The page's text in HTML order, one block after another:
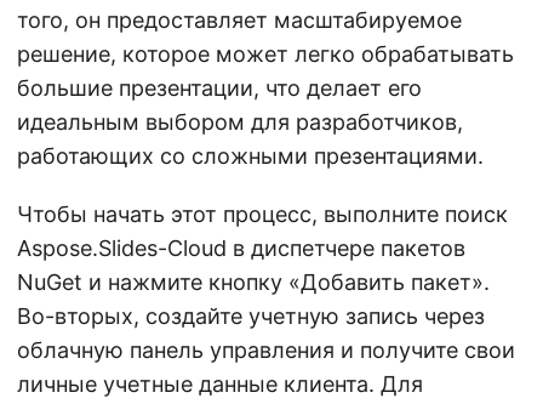
того, он предоставляет масштабируемое
решение, которое может легко обрабатывать
большие презентации, что делает его
идеальным выбором для разработчиков,
работающих со сложными презентациями.
Чтобы начать этот процесс, выполните поиск
Aspose.Slides-Cloud в диспетчере пакетов
NuGet и нажмите кнопку «Добавить пакет».
Во-вторых, создайте учетную запись через
облачную панель управления и получите свои
личные учетные данные клиента. Для